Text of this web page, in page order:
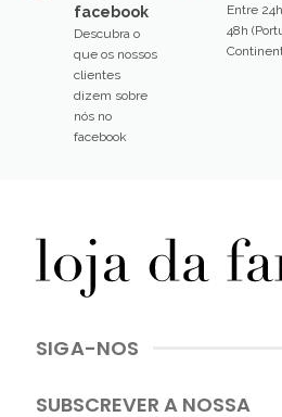
facebook
Descubra o
que os nossos
clientes
dizem sobre
nós no
facebook
Entre
48h
SIGA-NOS
SUBSCREVER A NOSSA